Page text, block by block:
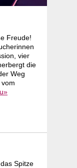
Freude!
vier
die
Weg
Spitze